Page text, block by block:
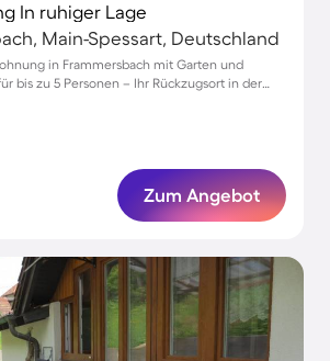
In ruhiger Lage
Main-Spessart, Deutschland
in Frammersbach mit Garten und
bis zu 5 Personen – Ihr Rückzugsort in der
Zum Angebot